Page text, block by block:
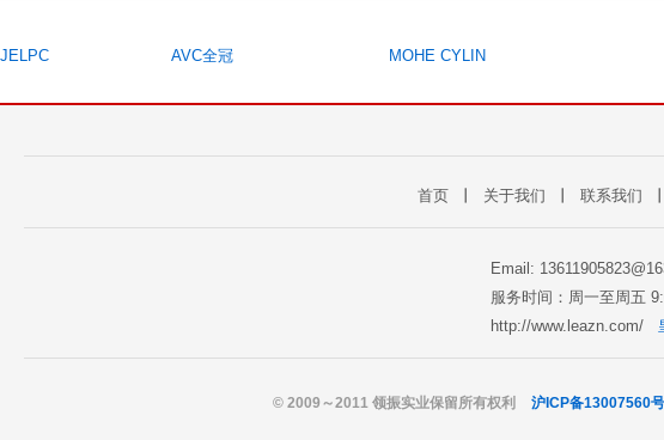
JELPC AVC全冠 MOHE CYLIN
首页 关于我们 联系我们
Email:
服务时间：周一至周五
http://www.leazn.com/
© 2009～2011 领振实业保留所有权利 沪ICP备13007560